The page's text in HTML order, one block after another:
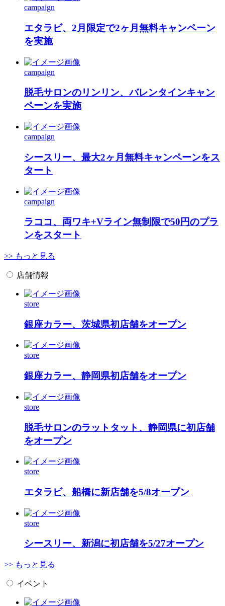
campaign
エタラビ、2月限定で2ヶ月無料キャンペーン
を実施
campaign
脱毛サロンのリンリン、バレンタインキャン
ペーンを実施
campaign
シースリー、最大2ヶ月無料キャンペーンをス
タート
campaign
ラココ、両ワキ+Vライン無制限で50円のプラ
ンをスタート
>> もっと見る
店舗情報
store
銀座カラー、茨城県初店舗をオープン
store
銀座カラー、静岡県初店舗をオープン
store
脱毛サロンのラットタット、静岡県に初店舗
をオープン
store
エタラビ、船橋に新店舗を5/8オープン
store
シースリー、新潟に初店舗を5/27オープン
>> もっと見る
イベント